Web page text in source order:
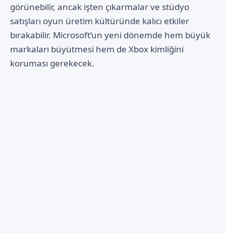
görünebilir, ancak işten çıkarmalar ve stüdyo
satışları oyun üretim kültüründe kalıcı etkiler
bırakabilir. Microsoft’un yeni dönemde hem büyük
markaları büyütmesi hem de Xbox kimliğini
koruması gerekecek.